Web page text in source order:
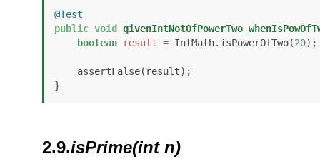
@Test
public void
boolean
result = IntMath.isPowerOfTwo(20);
}
2.9.isPrime(int n)